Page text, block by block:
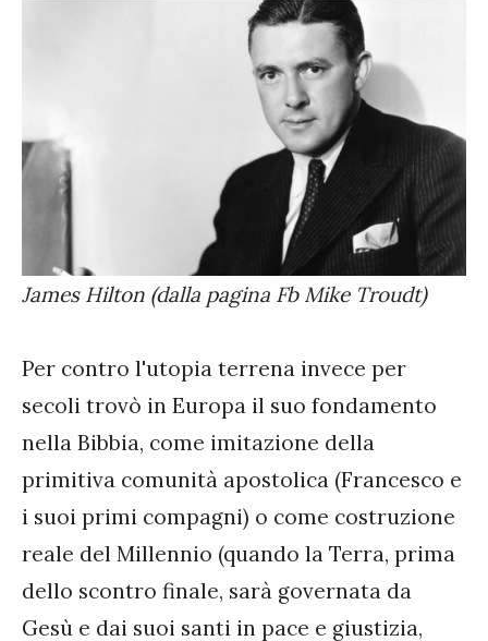
James Hilton (dalla pagina Fb Mike Troudt)
Per contro l'utopia terrena invece per
secoli trovò in Europa il suo fondamento
nella Bibbia, come imitazione della
primitiva comunità apostolica (Francesco e
i suoi primi compagni) o come costruzione
reale del Millennio (quando la Terra, prima
dello scontro finale, sarà governata da
Gesù e dai suoi santi in pace e giustizia,